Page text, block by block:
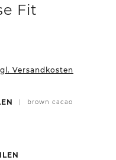
Fit
Versandkosten
brown cacao